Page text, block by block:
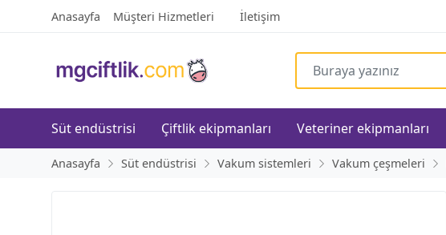
Anasayfa Müşteri Hizmetleri İletişim
Süt endüstrisi Çiftlik ekipmanları Veteriner ekipmanları
Anasayfa Süt endüstrisi Vakum sistemleri Vakum çeşmeleri